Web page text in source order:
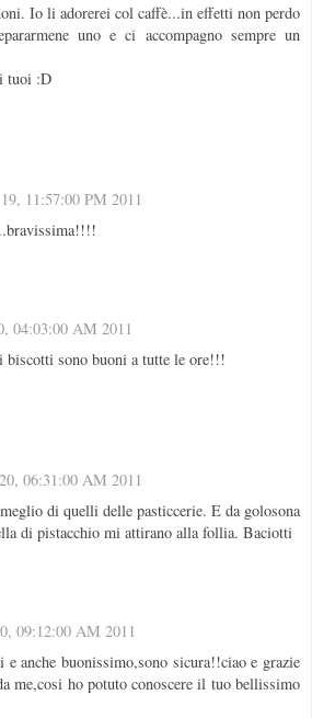
Io li adorerei col caffè...in effetti non perdo
uno e ci accompagno sempre un
tuoi :D
11:57:00 PM 2011
04:03:00 AM 2011
biscotti sono buoni a tutte le ore!!!
06:31:00 AM 2011
di quelli delle pasticcerie. E da golosona
di pistacchio mi attirano alla follia. Baciotti
09:12:00 AM 2011
e anche buonissimo,sono sicura!!ciao e grazie
me,cosi ho potuto conoscere il tuo bellissimo